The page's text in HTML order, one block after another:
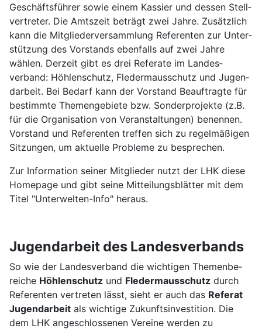
Ge­schäfts­führer sowie einem Kassier und dessen Stell­
vertreter. Die Amts­zeit be­trägt zwei Jahre. Zusätz­lich
kann die Mit­glieder­ver­sammlung Re­ferenten zur Unter­
stützung des Vor­stands eben­falls auf zwei Jahre
wählen. Der­zeit gibt es drei Referate im Landes­
verband: Höhlen­schutz, Fleder­maus­schutz und Jugen­
darbeit. Bei Be­darf kann der Vor­stand Be­auf­tragte für
be­stimmte Themen­ge­biete bzw. Sonder­pro­jekte (z.B.
für die Organisation von Ver­an­staltungen) benennen.
Vorstand und Referenten tref­fen sich zu regel­mäßigen
Sitzungen, um aktuelle Probleme zu be­sprechen.
Zur Information seiner Mitg­lieder nutzt der LHK diese
Home­page und gibt seine Mit­teilungs­blätter mit dem
Titel "Unter­welten-Info" heraus.
Jugendarbeit des Landesverbands
So wie der Landes­verband die wichtigen Themen­be­
reiche Höhlen­schutz und Fleder­maus­schutz durch
Referenten ver­treten lässt, sieht er auch das Referat
Jugend­arbeit als wichtige Zukunfts­investi­tion. Die
dem LHK an­ge­schlos­senen Ver­eine werden zu